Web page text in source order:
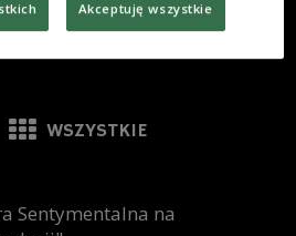
WSZYSTKIE
Sentymentalna na
Akceptuję wszystkie